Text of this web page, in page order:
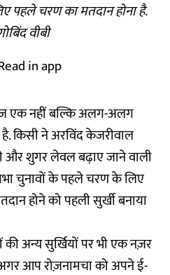
चरण का मतदान होना है.
वीबी
in app
एक नहीं बल्कि अलग-अलग
किसी ने अरविंद केजरीवाल
और शुगर लेवल बढ़ाए जाने वाली
चुनावों के पहले चरण के लिए
होने को पहली सुर्खी बनाया
अन्य सुर्खियों पर भी एक नज़र
आप रोज़नामचा को अपने ई-